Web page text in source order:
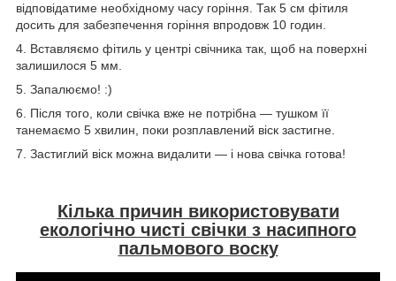
відповідатиме необхідному часу горіння. Так 5 см фітиля
досить для забезпечення горіння впродовж 10 годин.
4. Вставляємо фітиль у центрі свічника так, щоб на поверхні
залишилося 5 мм.
5. Запалюємо! :)
6. Після того, коли свічка вже не потрібна — тушком її
танемаємо 5 хвилин, поки розплавлений віск застигне.
7. Застиглий віск можна видалити — і нова свічка готова!
Кілька причин використовувати
екологічно чисті свічки з насипного
пальмового воску